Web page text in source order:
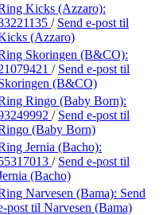
Kicks (Azzaro):
/ Send e-post til
(Azzaro)
Skoringen (B&CO):
/ Send e-post til
(B&CO)
Ringo (Baby Born):
/ Send e-post til
(Baby Born)
Jernia (Bacho):
/ Send e-post til
(Bacho)
Narvesen (Bama): Send
post til Narvesen (Bama)